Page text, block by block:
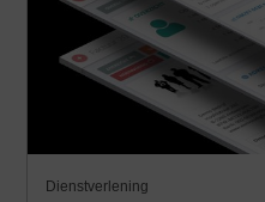
Dienstverlening